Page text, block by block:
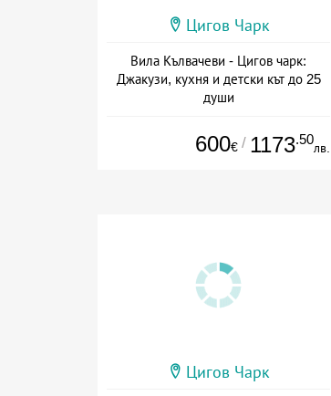
Цигов Чарк
Вила Кълвачеви - Цигов чарк:
Джакузи, кухня и детски кът до 25
души
600€ / 1173.50
лв.
Цигов Чарк